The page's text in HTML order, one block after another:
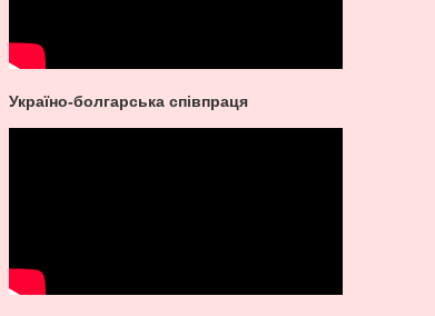
Україно-болгарська співпраця